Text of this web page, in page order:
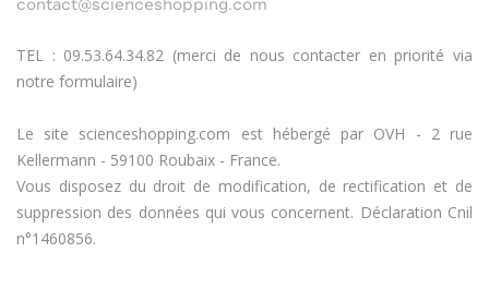
TEL : 09.53.64.34.82 (merci de nous contacter en priorité via
notre formulaire)
Le site scienceshopping.com est hébergé par OVH - 2 rue
Kellermann - 59100 Roubaix - France.
Vous disposez du droit de modification, de rectification et de
suppression des données qui vous concernent. Déclaration Cnil
n°1460856.